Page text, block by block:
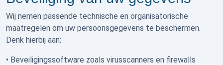
Wij nemen passende technische en organisatorische
maatregelen om uw persoonsgegevens te beschermen.
Denk hierbij aan:
• Beveiligingssoftware zoals virusscanners en firewalls